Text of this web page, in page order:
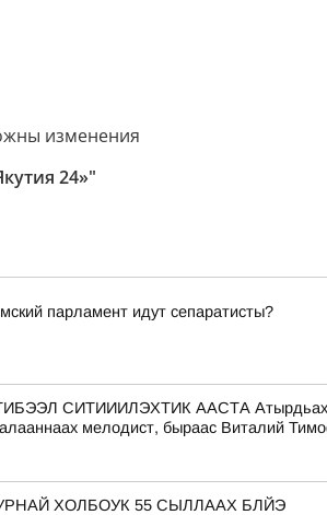
изменения
24»"
парламент идут сепаратисты?
СИТИИИЛЭХТИК ААСТА Атырдьах
мелодист, быраас Виталий
ХОЛБОУК 55 СЫЛЛААХ БЛЙЭ